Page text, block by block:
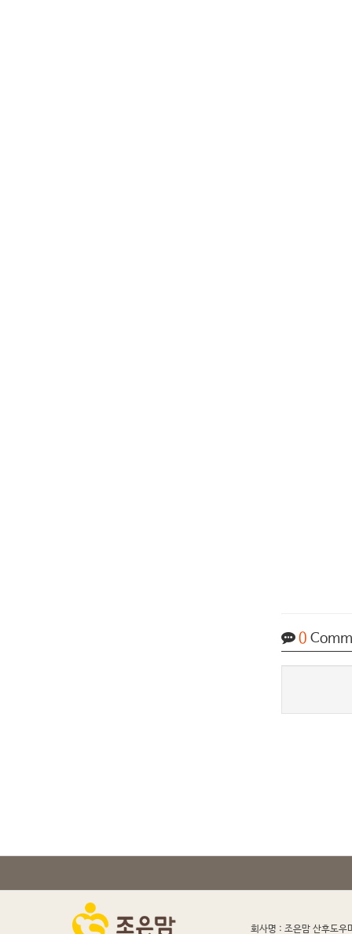
0
회사명 : 조은맘 산후도우미